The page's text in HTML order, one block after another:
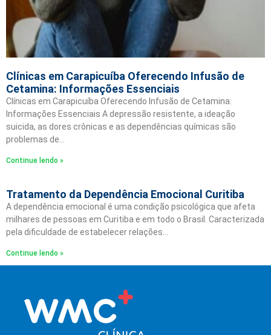
Clínicas em Carapicuíba Oferecendo Infusão de
Cetamina: Informações Essenciais
Clínicas em Carapicuíba Oferecendo Infusão de Cetamina:
Informações Essenciais A depressão resistente, a ideação
suicida, as dores crônicas e as dependências químicas são
problemas de…
Continue lendo »
Tratamento da Dependência Emocional Curitiba
A dependência emocional é uma condição psicológica que afeta
milhares de pessoas em Curitiba e em todo o Brasil. Caracterizada
pela dificuldade de estabelecer relações…
Continue lendo »